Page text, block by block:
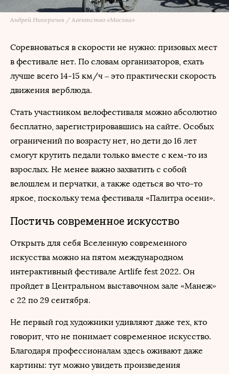
Андрей Никеричев / Агентство «Москва»
Соревноваться в скорости не нужно: призовых мест
в фестивале нет. По словам организаторов, ехать
лучше всего 14-15 км/ч – это практически скорость
движения верблюда.
Стать участником велофестиваля можно абсолютно
бесплатно, зарегистрировавшись на сайте. Особых
ограничений по возрасту нет, но дети до 16 лет
смогут крутить педали только вместе с кем-то из
взрослых. Не менее важно захватить с собой
велошлем и перчатки, а также одеться во что-то
яркое, поскольку тема фестиваля «Палитра осени».
Постичь современное искусство
Открыть для себя Вселенную современного
искусства можно на пятом международном
интерактивный фестивале Artlife fest 2022. Он
пройдет в Центральном выставочном зале «Манеж»
с 22 по 29 сентября.
Не первый год художники удивляют даже тех, кто
говорит, что не понимает современное искусство.
Благодаря профессионалам здесь оживают даже
картины: тут можно увидеть произведения